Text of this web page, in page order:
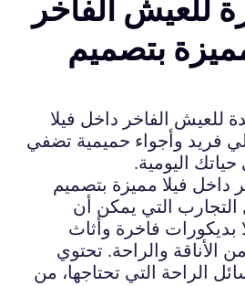
للعيش الفاخر
بتصميم
للعيش الفاخر داخل فيلا
فريد وأجواء حميمية تضفي
اليومية.
داخل فيلا مميزة بتصميم
التي يمكن أن
بديكورات فاخرة وأثاث
والراحة. تحتوي
الراحة التي تحتاجها، من